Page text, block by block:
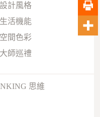
設計風格
生活機能
空間色彩
大師巡禮
思維